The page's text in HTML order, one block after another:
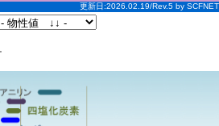
更新日:2026.02.19/Rev.5 by SCFNET